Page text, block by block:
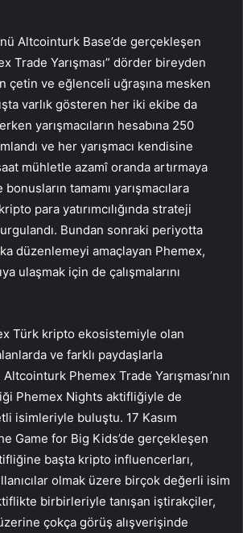
Altcointurk Base’de gerçekleşen
Trade Yarışması” dörder bireyden
çetin ve eğlenceli uğraşına mesken
varlık gösteren her iki ekibe da
yarışmacıların hesabına 250
ve her yarışmacı kendisine
mühletle azamî oranda artırmaya
tamamı yarışmacılara
para yatırımcılığında strateji
Bundan sonraki periyotta
düzenlemeyi amaçlayan Phemex,
ulaşmak için de çalışmalarını
Türk kripto ekosistemiyle olan
ve farklı paydaşlarla
Phemex Trade Yarışması’nın
Phemex Nights aktifliğiyle de
isimleriyle buluştu. 17 Kasım
Game for Big Kids’de gerçekleşen
başta kripto influencerları,
olmak üzere birçok değerli isim
birbirleriyle tanışan iştirakçiler,
çokça görüş alışverişinde